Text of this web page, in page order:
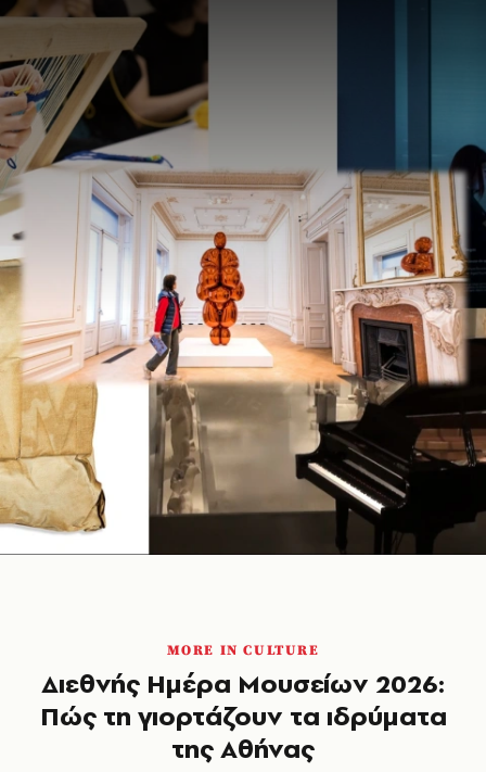
MORE IN CULTURE
Διεθνής Ημέρα Μουσείων 2026:
Πώς τη γιορτάζουν τα ιδρύματα
της Αθήνας